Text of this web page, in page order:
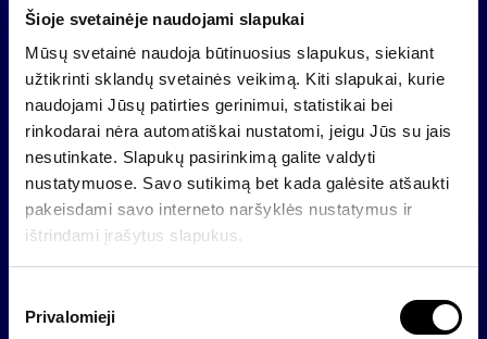
Šioje svetainėje naudojami slapukai
Mūsų svetainė naudoja būtinuosius slapukus, siekiant
užtikrinti sklandų svetainės veikimą. Kiti slapukai, kurie
naudojami Jūsų patirties gerinimui, statistikai bei
rinkodarai nėra automatiškai nustatomi, jeigu Jūs su jais
nesutinkate. Slapukų pasirinkimą galite valdyti
nustatymuose. Savo sutikimą bet kada galėsite atšaukti
pakeisdami savo interneto naršyklės nustatymus ir
ištrindami įrašytus slapukus.
Privalomieji
valstybės patrauklios pirmiausia dėl stabilaus ūkio
augimo, Balkanų valstybės išsiskiria prognozuojamu
investicijų srautu ir su tuo susijusiu vidaus vartojimo
padidėjimu jau artimiausiais metais, o NVS regionas
investuotojams yra mažiausiai pažįstamas, tačiau
visus masinantis dideliu pelnu”,- teigia “Finastos”
Pardavimų vadovas.
Pasak A.Martišausko, daugelis investuotojų su
šiomis rinkomis susipažįsta tuomet, kai nusprendžia
dalį savo lėšų nukreipti į investicinius fondus.
todėl pradeda detaliau analizuoti ekonominę